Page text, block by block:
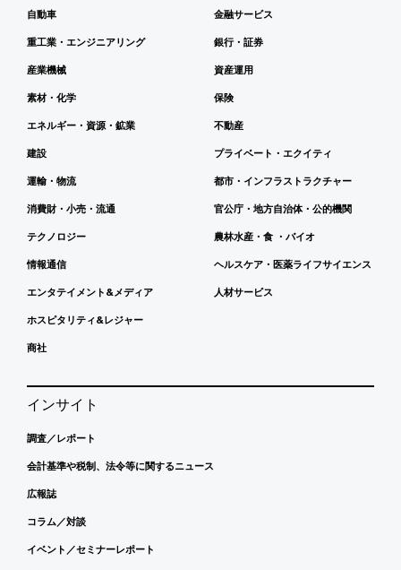
自動車
重工業・エンジニアリング
産業機械
素材・化学
エネルギー・資源・鉱業
建設
運輸・物流
消費財・小売・流通
テクノロジー
情報通信
エンタテイメント&メディア
ホスピタリティ&レジャー
商社
金融サービス
銀行・証券
資産運用
保険
不動産
プライベート・エクイティ
都市・インフラストラクチャー
官公庁・地方自治体・公的機関
農林水産・食 ・バイオ
ヘルスケア・医薬ライフサイエンス
人材サービス
インサイト
調査／レポート
会計基準や税制、法令等に関するニュース
広報誌
コラム／対談
イベント／セミナーレポート